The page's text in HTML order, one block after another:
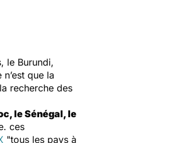
le Burundi,
n’est que la
recherche des
le Sénégal, le
ces
"tous les pays à